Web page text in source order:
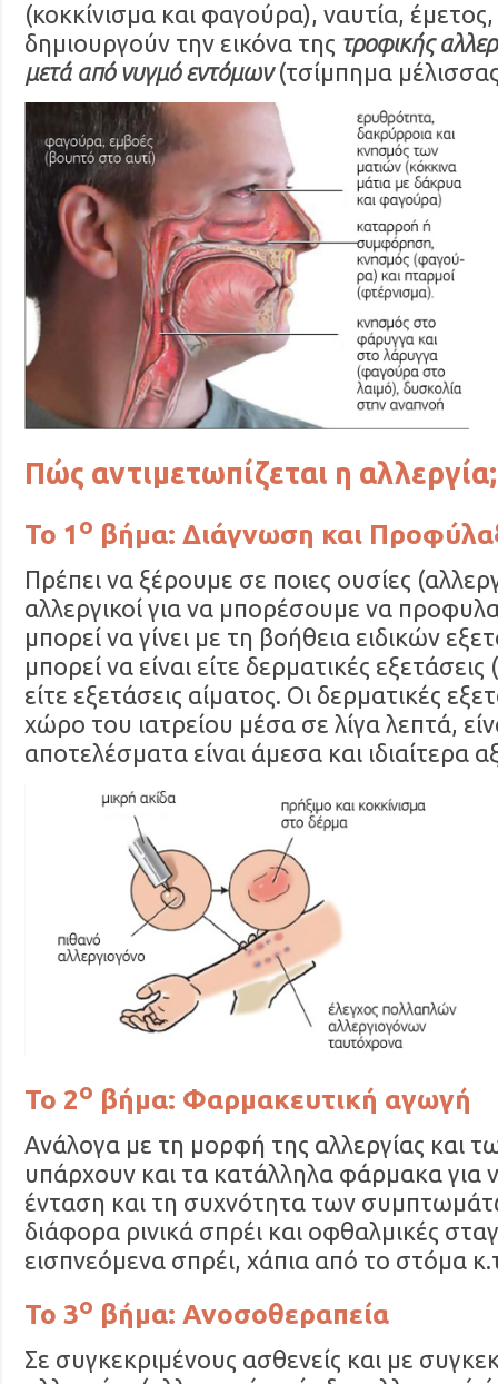
(κοκκίνισμα και φαγούρα), ναυτία,
δημιουργούν την εικόνα της τροφικής
μετά από νυγμό εντόμων(τσίμπημα
Πώς αντιμετωπίζεται η αλλεργία;
Το 1 ο βήμα: Διάγνωση και
Πρέπει να ξέρουμε σε ποιες ουσίες
αλλεργικοί για να μπορέσουμε να
μπορεί να γίνει με τη βοήθεια ειδικών
μπορεί να είναι είτε δερματικές
είτε εξετάσεις αίματος. Οι δερματικές
χώρο του ιατρείου μέσα σε λίγα λεπτά,
αποτελέσματα είναι άμεσα και ιδιαίτερα
Το 2ο βήμα: Φαρμακευτική αγωγή
Ανάλογα με τη μορφή της αλλεργίας και
υπάρχουν και τα κατάλληλα φάρμακα για
ένταση και τη συχνότητα των
διάφορα ρινικά σπρέι και οφθαλμικές
εισπνεόμενα σπρέι, χάπια από το στόμα
Το 3ο βήμα: Ανοσοθεραπεία
Σε συγκεκριμένους ασθενείς και με